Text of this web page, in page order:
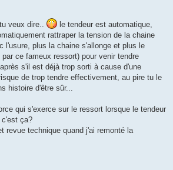
veux dire..
le tendeur est automatique,
rattraper la tension de la chaine
l'usure, plus la chaine s'allonge et plus le
ce fameux ressort) pour venir tendre
s'il est déjà trop sorti à cause d'une
de trop tendre effectivement, au pire tu le
histoire d'être sûr...
qui s'exerce sur le ressort lorsque le tendeur
ça?
revue technique quand j'ai remonté la